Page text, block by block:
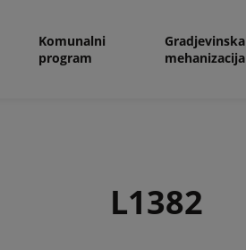
Komunalni
program
Gradjevinska
mehanizacija
L1382